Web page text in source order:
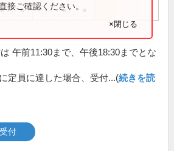
● ●
接ご確認ください。
×閉じる
午前11:30まで、午後18:30までとな
定員に達した場合、受付...(続きを読
付